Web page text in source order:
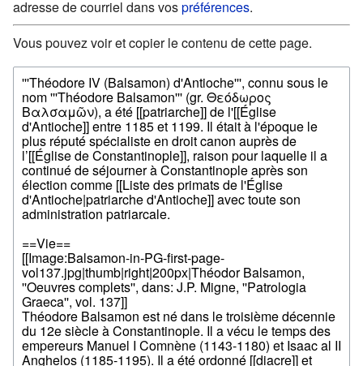
adresse de courriel dans vospréférences.
Vous pouvez voir et copier le contenu de cette page.